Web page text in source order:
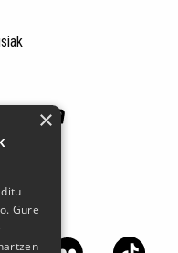
×
Gure